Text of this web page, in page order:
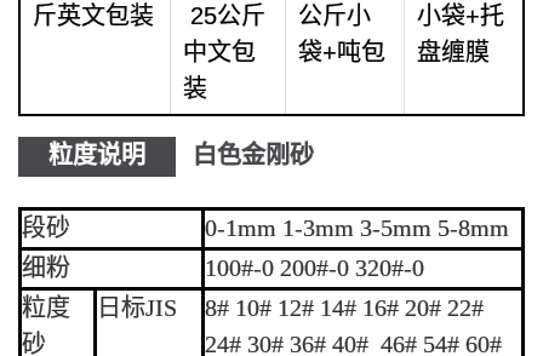
斤英文包装
25公斤
中文包
装
公斤小
袋+吨包
小袋+托
盘缠膜
粒度说明 白色金刚砂
段砂
0-1mm 1-3mm 3-5mm 5-8mm
细粉
100#-0 200#-0 320#-0
粒度
砂
日标JIS
8# 10# 12# 14# 16# 20# 22#
24# 30# 36# 40# 46# 54# 60#